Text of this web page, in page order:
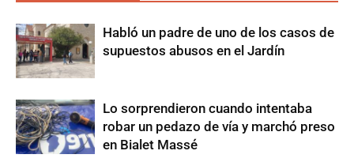
Habló un padre de uno de los casos de
supuestos abusos en el Jardín
Lo sorprendieron cuando intentaba
robar un pedazo de vía y marchó preso
en Bialet Massé